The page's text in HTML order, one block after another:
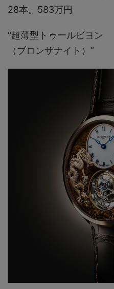
28本。583万円
“超薄型トゥールビヨン
（ブロンザナイト）”